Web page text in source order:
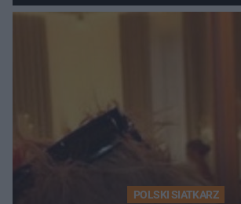
Ekstraklasy?
POLSKI SIATKARZ